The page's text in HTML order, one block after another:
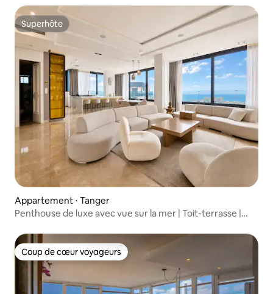
Superhôte
Superhôte
Appartement ⋅ Tanger
Penthouse de luxe avec vue sur la mer | Toit-terrasse |
Coup de cœur voyageurs
Coup de cœur voyageurs